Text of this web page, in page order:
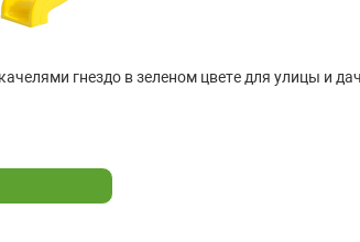
гнездо в зеленом цвете для улицы и